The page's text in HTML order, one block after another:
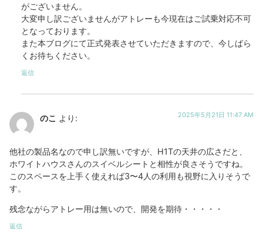
がございません。
大変申し訳ございませんがアトレーも今現在はご試乗対応不可
となっております。
また本ブログにて正式発表させていただきますので、今しばら
くお待ちください。
返信
のこ より: 2025年5月21日 11:47 AM
他社の製品名なので申し訳無いですが、H1Tの天井の広さだと、
ホワイトハウスさんのスイベルシートと相性が良さそうですね。
このスペースを上手く使えれば3〜4人の利用も視野に入りそうで
す。
残念ながらアトレー用は無いので、開発を期待・・・・・
返信